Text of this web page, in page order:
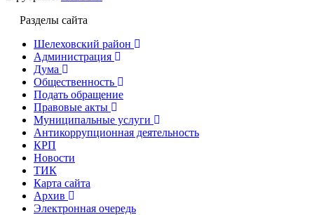
Разделы сайта
Шелеховский район
Администрация
Дума
Общественность
Подать обращение
Правовые акты
Муниципальные услуги
Антикоррупционная деятельность
КРП
Новости
ТИК
Карта сайта
Архив
Электронная очередь